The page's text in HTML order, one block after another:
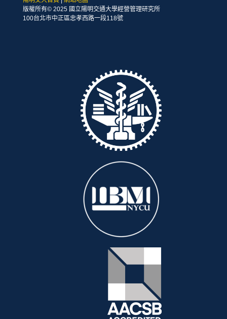
版權所有© 2025 國立陽明交通大學經營管理研究所
100台北市中正區忠孝西路一段118號